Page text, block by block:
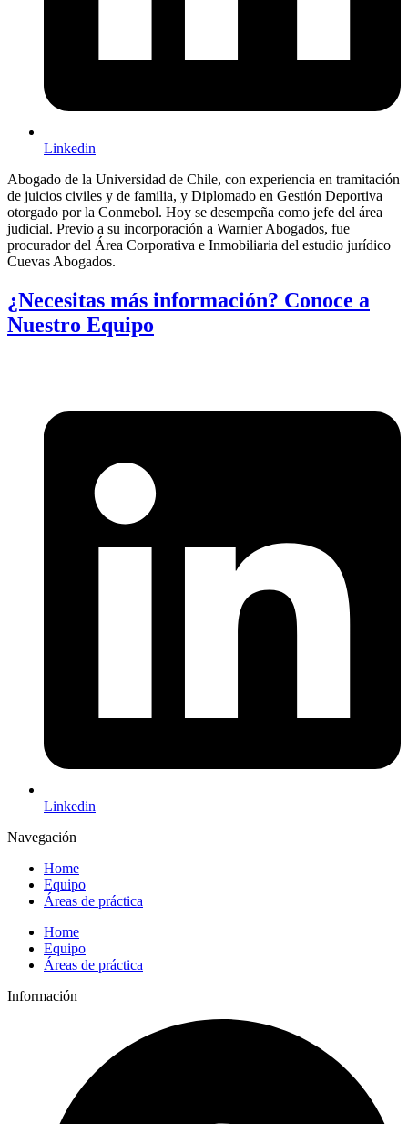
Linkedin
Abogado de la Universidad de Chile, con experiencia en tramitación
de juicios civiles y de familia, y Diplomado en Gestión Deportiva
otorgado por la Conmebol. Hoy se desempeña como jefe del área
judicial. Previo a su incorporación a Warnier Abogados, fue
procurador del Área Corporativa e Inmobiliaria del estudio jurídico
Cuevas Abogados.
¿Necesitas más información? Conoce a
Nuestro Equipo
Linkedin
Navegación
Home
Equipo
Áreas de práctica
Home
Equipo
Áreas de práctica
Información